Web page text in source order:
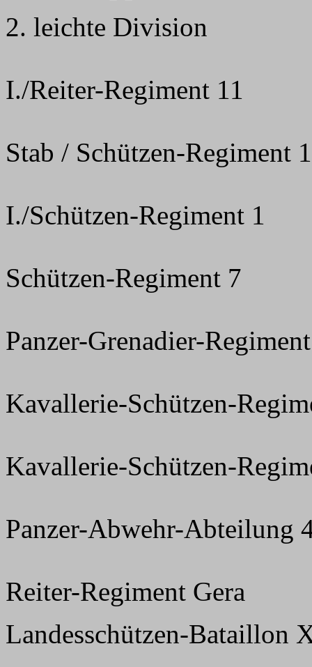
2. leichte Division
I./Reiter-Regiment 11
Stab / Schützen-Regiment
I./Schützen-Regiment 1
Schützen-Regiment 7
Panzer-Grenadier-
Kavallerie-Schützen-
Kavallerie-Schützen-
Panzer-Abwehr-Abteilung
Reiter-Regiment Gera
Landesschützen-Bataillon